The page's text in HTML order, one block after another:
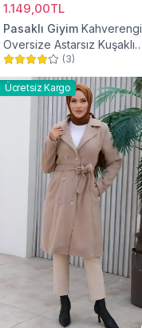
1.149,00TL
Pasaklı Giyim Kahverengi
Oversize Astarsız Kuşaklı
Tesettür Kaban
(3)
Ücretsiz Kargo